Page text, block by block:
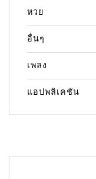
หวย
อื่นๆ
เพลง
แอปพลิเคชัน